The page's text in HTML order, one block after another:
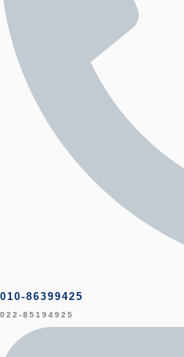
010-86399425
022-85194925